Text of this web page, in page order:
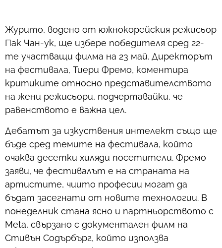
Журито, водено от южнокорейския режисьор
Пак Чан-ук, ще избере победителя сред 22-
те участващи филма на 23 май. Директорът
на фестивала, Тиери Фремо, коментира
критиките относно представителството
на жени режисьори, подчертавайки, че
равенството е важна цел.
Дебатът за изкуствения интелект също ще
бъде сред темите на фестивала, който
очаква десетки хиляди посетители. Фремо
заяви, че фестивалът е на страната на
артистите, чиито професии могат да
бъдат засегнати от новите технологии. В
понеделник стана ясно и партньорството с
Meta, свързано с документален филм на
Стивън Содърбърг, който използва